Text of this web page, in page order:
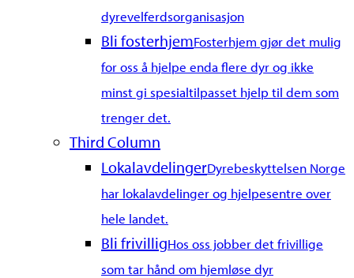
dyrevelferdsorganisasjon
Bli fosterhjemFosterhjem gjør det mulig
for oss å hjelpe enda flere dyr og ikke
minst gi spesialtilpasset hjelp til dem som
trenger det.
Third Column
LokalavdelingerDyrebeskyttelsen Norge
har lokalavdelinger og hjelpesentre over
hele landet.
Bli frivilligHos oss jobber det frivillige
som tar hånd om hjemløse dyr